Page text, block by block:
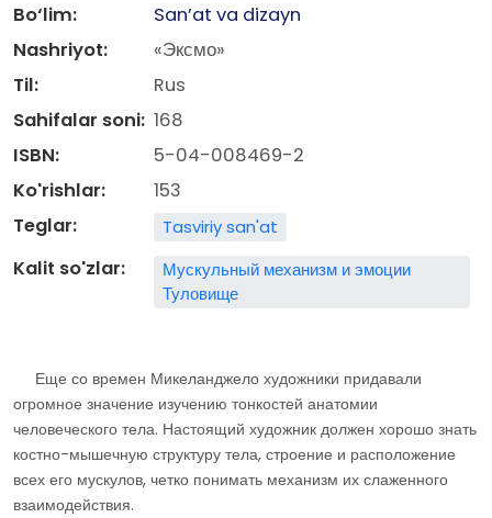
Bo‘lim:
San’at va dizayn
Nashriyot:
«Эксмо»
Til:
Rus
Sahifalar soni: 168
ISBN:
5-04-008469-2
Ko'rishlar:
153
Teglar:
Tasviriy san'at
Kalit so'zlar:
Мускульный механизм и эмоции
Туловище
Еще со времен Микеланджело художники придавали
огромное значение изучению тонкостей анатомии
человеческого тела. Настоящий художник должен хорошо знать
костно-мышечную структуру тела, строение и расположение
всех его мускулов, четко понимать механизм их слаженного
взаимодействия.